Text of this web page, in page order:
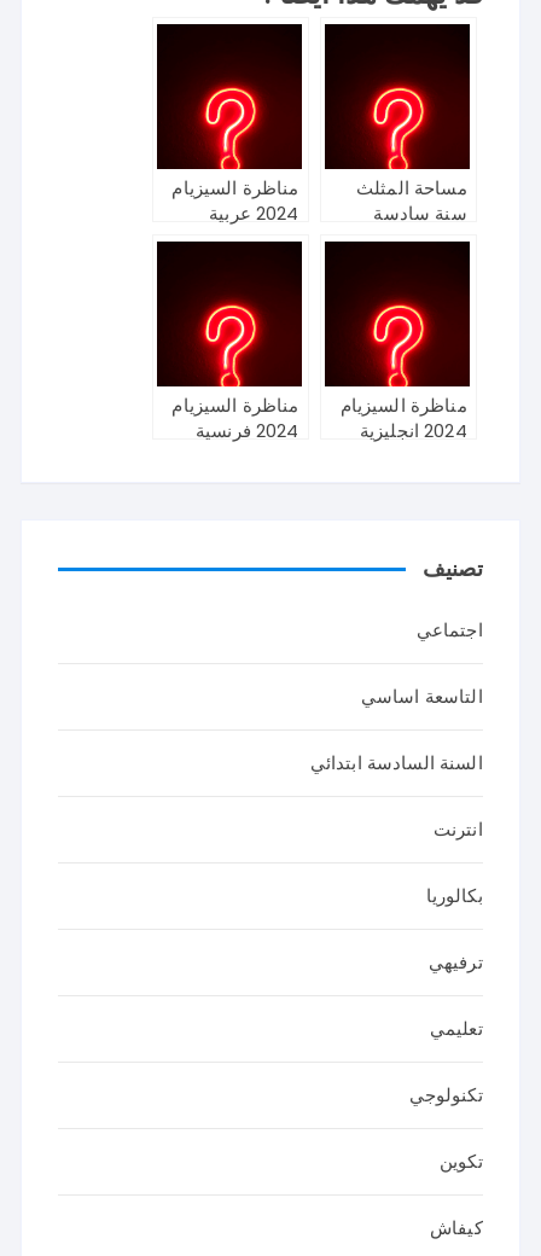
مساحة المثلث
سنة سادسة
مناظرة السيزيام
2024 عربية
مناظرة السيزيام
2024 انجليزية
مناظرة السيزيام
2024 فرنسية
تصنيف
اجتماعي
التاسعة اساسي
السنة السادسة ابتدائي
انترنت
بكالوريا
ترفيهي
تعليمي
تكنولوجي
تكوين
كيفاش